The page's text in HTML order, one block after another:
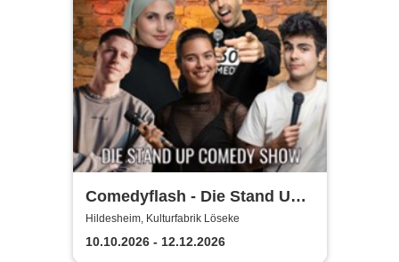
Comedyflash - Die Stand Up
Comedy Show in Hildesheim
Hildesheim, Kulturfabrik Löseke
10.10.2026 - 12.12.2026